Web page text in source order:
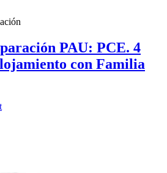
PAU: PCE. 4
con Familia